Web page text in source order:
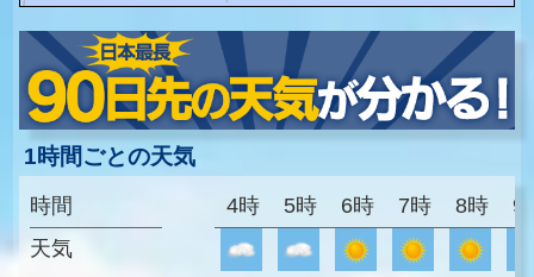
1時間ごとの天気
時間
天気
4時 5時 6時 7時 8時 9